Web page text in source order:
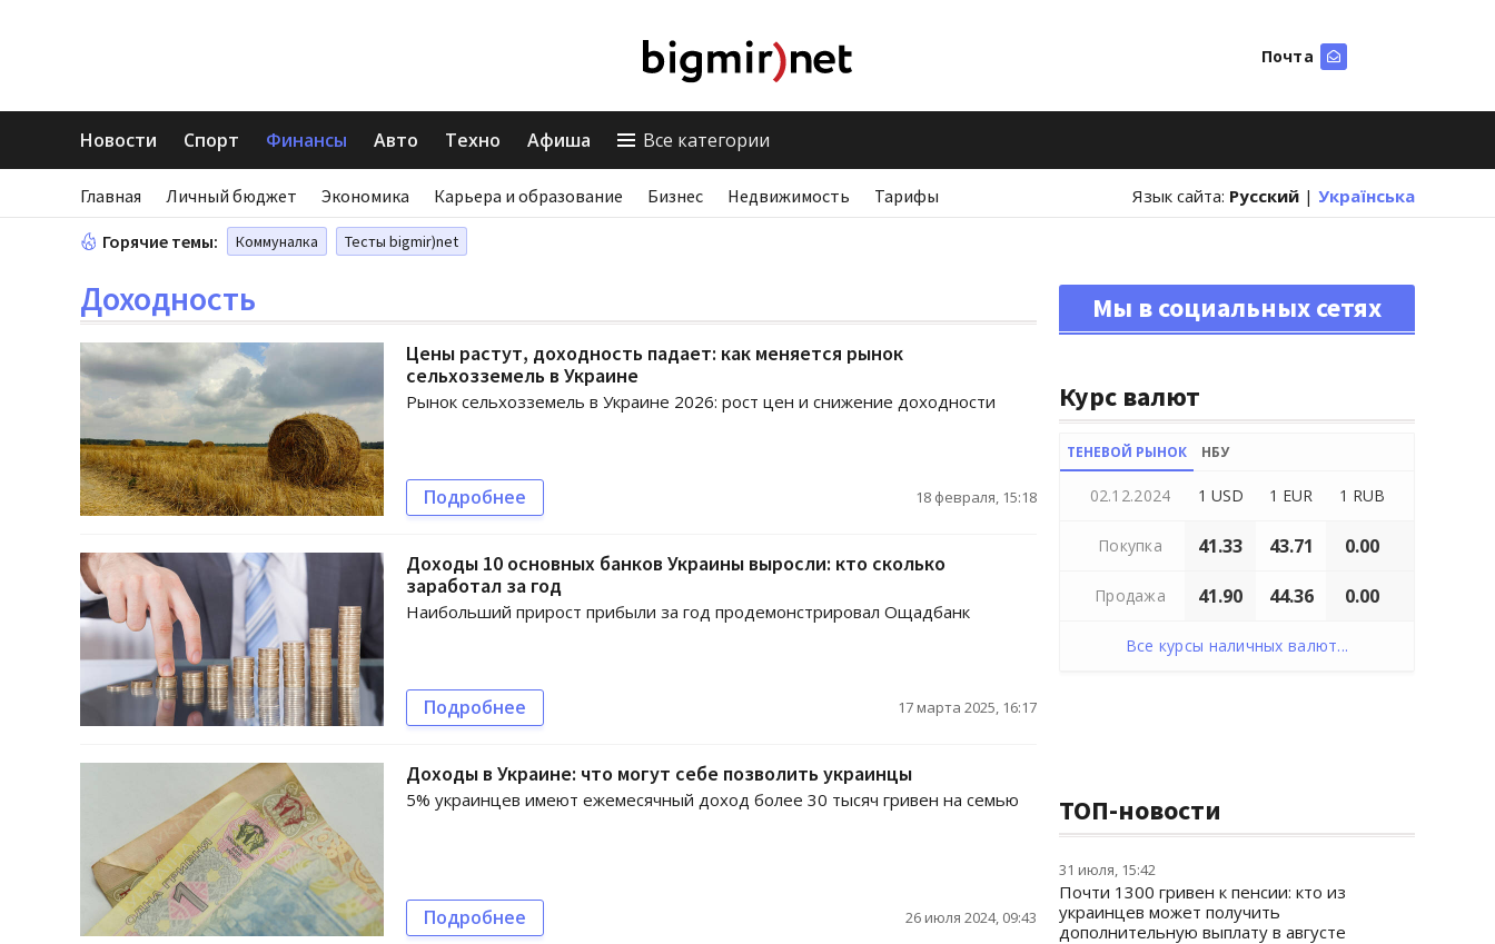
Почта
Новости Спорт Финансы Авто Техно Афиша Все категории
Главная Личный бюджет Экономика Карьера и образование Бизнес Недвижимость Тарифы Язык сайта: Русский | Українська
Горячие темы: Коммуналка Тесты bigmir)net
Доходность
Цены растут, доходность падает: как меняется рынок
сельхозземель в Украине
Рынок сельхозземель в Украине 2026: рост цен и снижение доходности
Подробнее 18 февраля, 15:18
Доходы 10 основных банков Украины выросли: кто сколько
заработал за год
Наибольший прирост прибыли за год продемонстрировал Ощадбанк
Подробнее 17 марта 2025, 16:17
Доходы в Украине: что могут себе позволить украинцы
5% украинцев имеют ежемесячный доход более 30 тысяч гривен на семью
Подробнее 26 июля 2024, 09:43
Мы в социальных сетях
Курс валют
ТЕНЕВОЙ РЫНОК НБУ
02.12.2024 1 USD 1 EUR 1 RUB
Покупка 41.33 43.71 0.00
Продажа 41.90 44.36 0.00
Все курсы наличных валют...
ТОП-новости
31 июля, 15:42
Почти 1300 гривен к пенсии: кто из
украинцев может получить
дополнительную выплату в августе